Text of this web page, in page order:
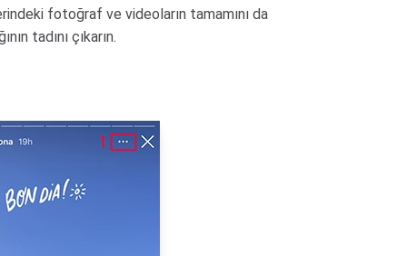
fotoğraf ve videoların tamamını da
tadını çıkarın.